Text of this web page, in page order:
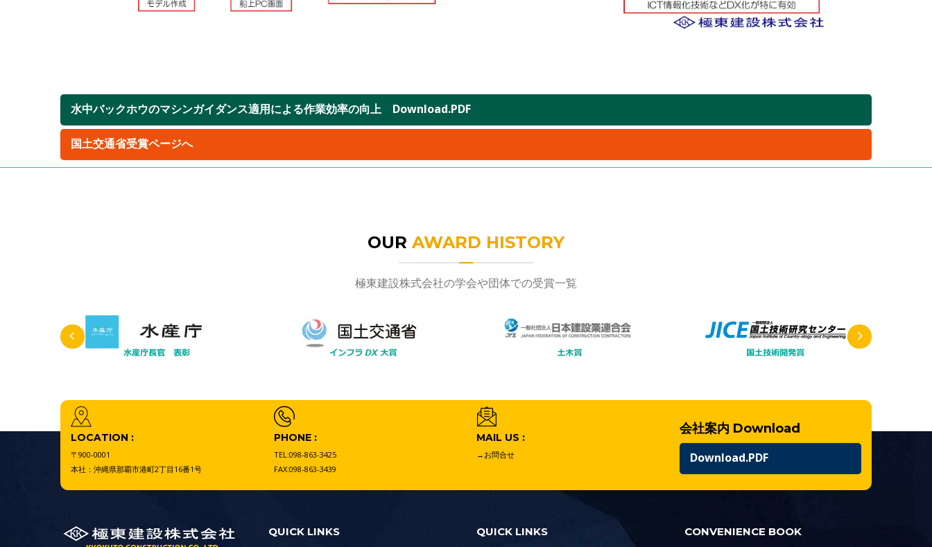
水中バックホウのマシンガイダンス適用による作業効率の向上 Download.PDF
国土交通省受賞ページへ
OUR AWARD HISTORY
極東建設株式会社の学会や団体での受賞一覧
LOCATION :
〒900-0001
本社：沖縄県那覇市港町2丁目16番1号
PHONE :
TEL:098-863-3425
FAX:098-863-3439
MAIL US :
→お問合せ
会社案内 Download
Download.PDF
QUICK LINKS QUICK LINKS CONVENIENCE BOOK